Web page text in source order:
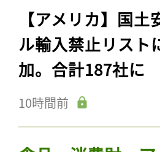
【アメリカ】国
ル輸入禁止リスト
加。合計187社に
10時間前